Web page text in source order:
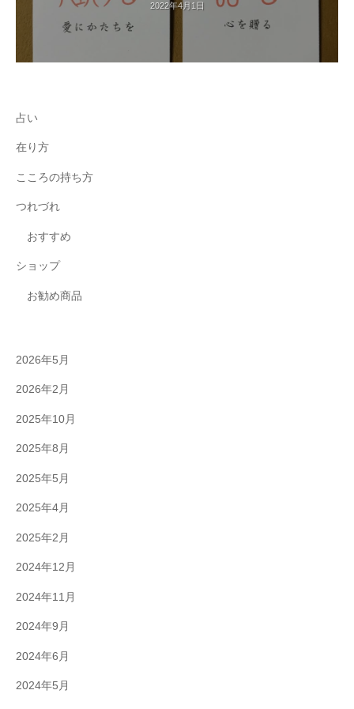
2022年4月1日
占い
在り方
こころの持ち方
つれづれ
おすすめ
ショップ
お勧め商品
2026年5月
2026年2月
2025年10月
2025年8月
2025年5月
2025年4月
2025年2月
2024年12月
2024年11月
2024年9月
2024年6月
2024年5月